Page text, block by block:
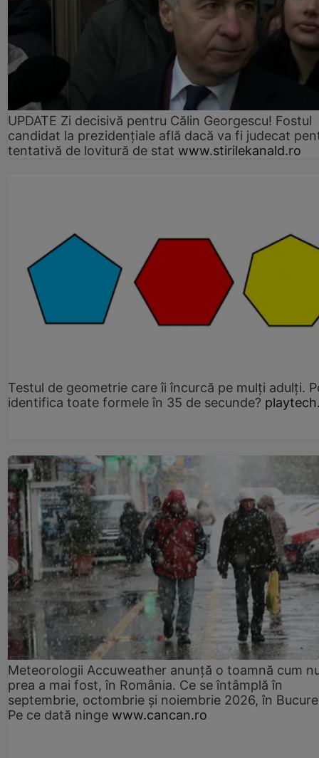
UPDATE Zi decisivă pentru Călin Georgescu! Fostul
candidat la prezidențiale află dacă va fi judecat
tentativă de lovitură de stat www.stirilekanald.ro
Testul de geometrie care îi încurcă pe mulți adulți.
identifica toate formele în 35 de secunde?
Meteorologii Accuweather anunță o toamnă cum
prea a mai fost, în România. Ce se întâmplă în
septembrie, octombrie și noiembrie 2026, în
Pe ce dată ninge www.cancan.ro